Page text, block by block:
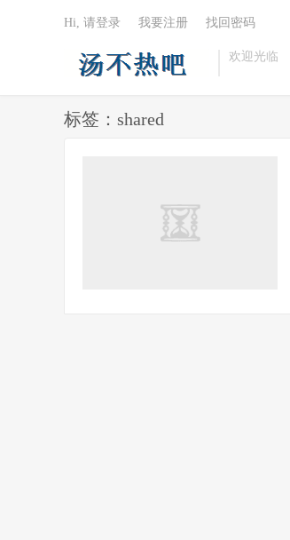
欢迎光临
Hi, 请登录 我要注册 找回密码
标签：shared